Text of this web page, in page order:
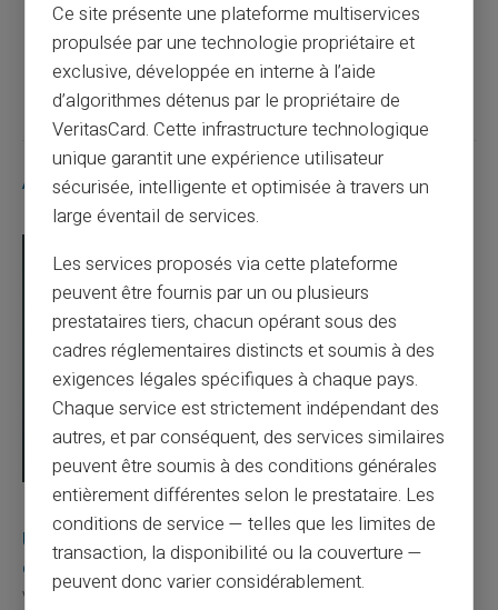
Article suivant
Articles similaires
03/08/2026 Veritas Carte prépayée
Une carte bancaire gratuite sans compte, ça
existe ?
Vous avez tapé cette recherche parce que votre banque vous
Ce site présente une plateforme multiservices
propulsée par une technologie propriétaire et
exclusive, développée en interne à l’aide
d’algorithmes détenus par le propriétaire de
VeritasCard. Cette infrastructure technologique
unique garantit une expérience utilisateur
sécurisée, intelligente et optimisée à travers un
large éventail de services.
Les services proposés via cette plateforme
peuvent être fournis par un ou plusieurs
prestataires tiers, chacun opérant sous des
cadres réglementaires distincts et soumis à des
exigences légales spécifiques à chaque pays.
Chaque service est strictement indépendant des
autres, et par conséquent, des services similaires
peuvent être soumis à des conditions générales
entièrement différentes selon le prestataire. Les
conditions de service — telles que les limites de
transaction, la disponibilité ou la couverture —
peuvent donc varier considérablement.